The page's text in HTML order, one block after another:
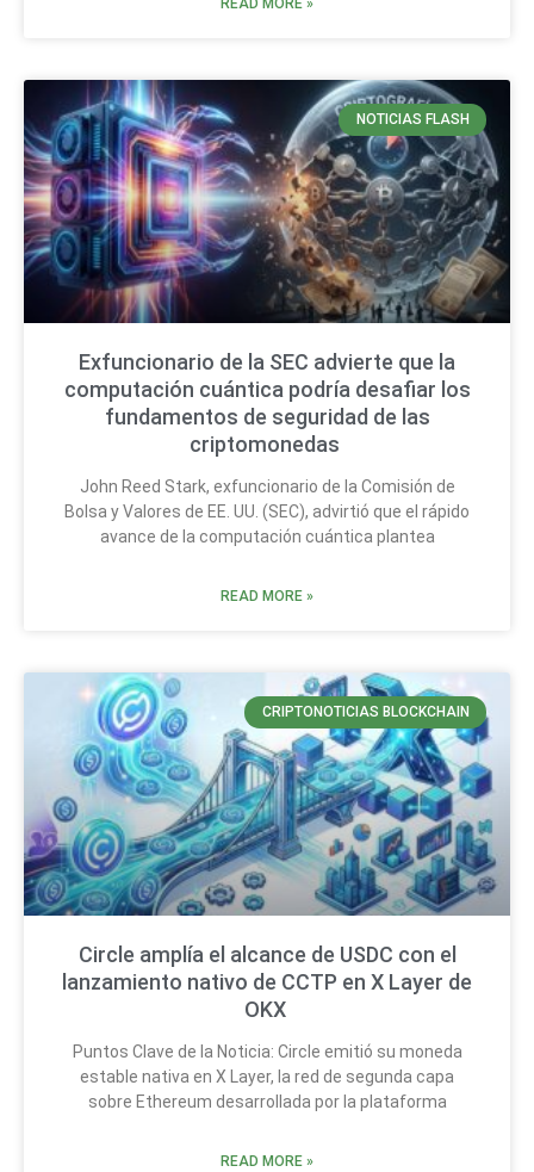
READ MORE »
NOTICIAS FLASH
Exfuncionario de la SEC advierte que la
computación cuántica podría desafiar los
fundamentos de seguridad de las
criptomonedas
John Reed Stark, exfuncionario de la Comisión de
Bolsa y Valores de EE. UU. (SEC), advirtió que el rápido
avance de la computación cuántica plantea
READ MORE »
CRIPTONOTICIAS BLOCKCHAIN
Circle amplía el alcance de USDC con el
lanzamiento nativo de CCTP en X Layer de
OKX
Puntos Clave de la Noticia: Circle emitió su moneda
estable nativa en X Layer, la red de segunda capa
sobre Ethereum desarrollada por la plataforma
READ MORE »